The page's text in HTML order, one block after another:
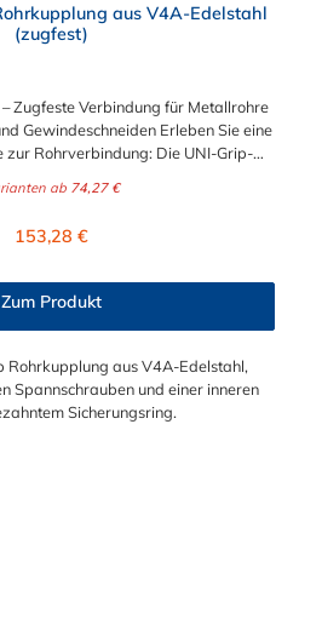
aus V4A-Edelstahl
(zugfest)
Zugfeste Verbindung für Metallrohre
Erleben Sie eine
zur Rohrverbindung: Die UNI-Grip-
auf Baustellen, Schiffen und
und einem progressiv wirkenden
Druck. Die Zähne greifen je nach
ins Rohr – auch bei dünnwandigem
Stahl. Einfache und
Schiefstellung,
Die
ab74,27 €
Regulärer Preis:
153,28 €
Zum Produkt